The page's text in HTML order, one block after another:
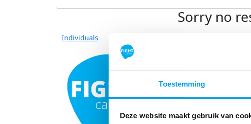
Toestemming
Deze website maakt gebruik van
Sorry no
Individuals